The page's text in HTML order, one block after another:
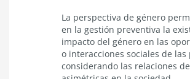
La perspectiva de género
en la gestión preventiva la
impacto del género en las
o interacciones sociales de las
considerando las relaciones